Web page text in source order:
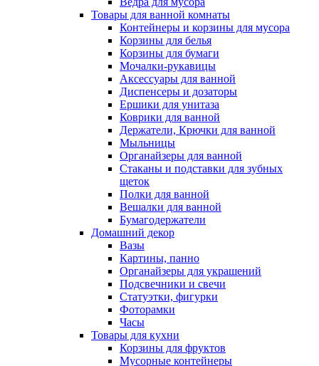
Товары для ванной комнаты
Контейнеры и корзины для мусора
Корзины для белья
Корзины для бумаги
Мочалки-рукавицы
Аксессуары для ванной
Диспенсеры и дозаторы
Ершики для унитаза
Коврики для ванной
Держатели, Крючки для ванной
Мыльницы
Органайзеры для ванной
Стаканы и подставки для зубных
щеток
Полки для ванной
Вешалки для ванной
Бумагодержатели
Домашний декор
Вазы
Картины, панно
Органайзеры для украшений
Подсвечники и свечи
Статуэтки, фигурки
Фоторамки
Часы
Товары для кухни
Корзины для фруктов
Мусорные контейнеры